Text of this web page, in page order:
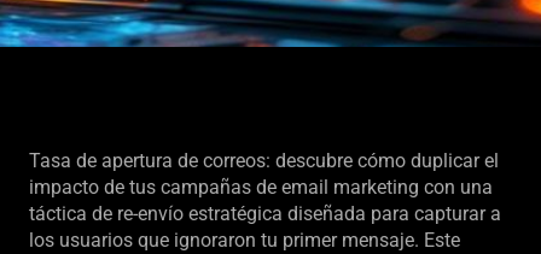
Tasa de apertura de correos: descubre cómo duplicar el
impacto de tus campañas de email marketing con una
táctica de re-envío estratégica diseñada para capturar a
los usuarios que ignoraron tu primer mensaje. Este